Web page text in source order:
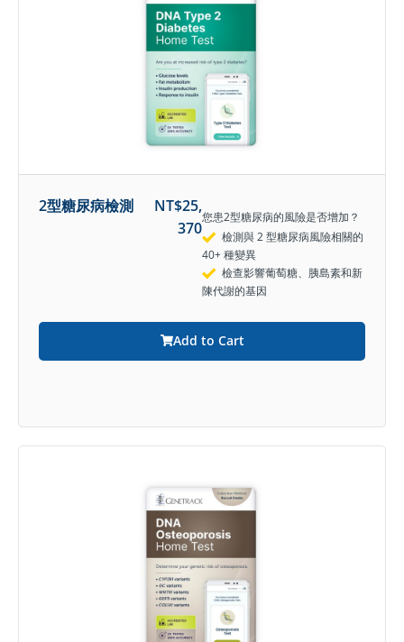
2型糖尿病檢測 NT$25,
370
您患2型糖尿病的風險是否增加？
檢測與 2 型糖尿病風險相關的
40+ 種變異
檢查影響葡萄糖、胰島素和新
陳代謝的基因
Add to Cart